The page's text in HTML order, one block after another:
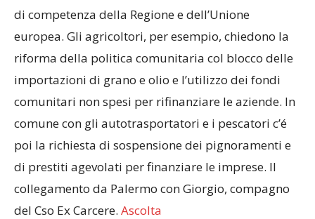
di competenza della Regione e dell’Unione
europea. Gli agricoltori, per esempio, chiedono la
riforma della politica comunitaria col blocco delle
importazioni di grano e olio e l’utilizzo dei fondi
comunitari non spesi per rifinanziare le aziende. In
comune con gli autotrasportatori e i pescatori c’é
poi la richiesta di sospensione dei pignoramenti e
di prestiti agevolati per finanziare le imprese. Il
collegamento da Palermo con Giorgio, compagno
del Cso Ex Carcere. Ascolta